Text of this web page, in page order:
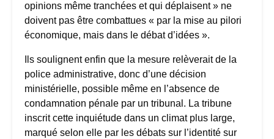
opinions même tranchées et qui déplaisent » ne
doivent pas être combattues « par la mise au pilori
économique, mais dans le débat d’idées ».
Ils soulignent enfin que la mesure relèverait de la
police administrative, donc d’une décision
ministérielle, possible même en l’absence de
condamnation pénale par un tribunal. La tribune
inscrit cette inquiétude dans un climat plus large,
marqué selon elle par les débats sur l’identité sur